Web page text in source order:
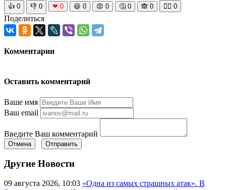
👍 0 👎 0 ❤ 0 😆 0 😡 0 🤔 0 🙈 0 🧘‍♀️ 0
Поделиться
Комментарии
Оставить комментарий
Ваше имя
Ваш email
Введите Ваш комментарий
Отмена Отправить
Другие Новости
09 августа 2026, 10:03 «Одна из самых страшных атак». В